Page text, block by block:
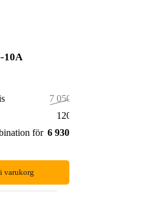
10A
7 050,00 kr
120,00 kr
för 6 930,00 kr
varukorg